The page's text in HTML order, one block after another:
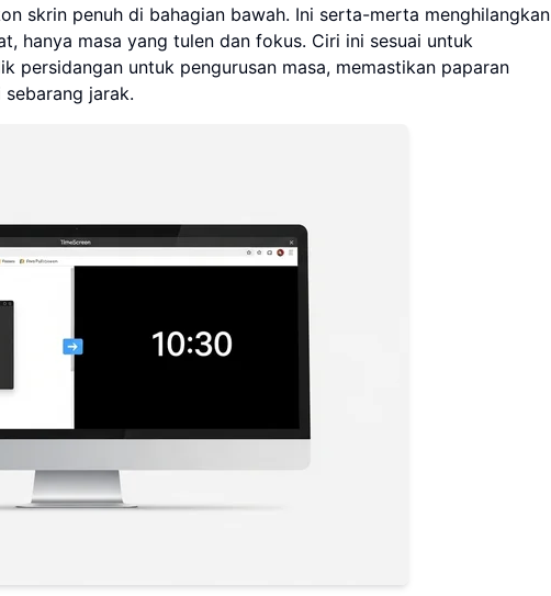
skrin penuh di bahagian bawah. Ini serta-merta menghilangkan
hanya masa yang tulen dan fokus. Ciri ini sesuai untuk
persidangan untuk pengurusan masa, memastikan paparan
jarak.